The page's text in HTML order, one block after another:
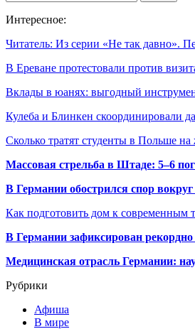
Интересное:
Читатель: Из серии «Не так давно».
В Ереване протестовали против
Вклады в юанях: выгодный
Кулеба и Блинкен скоординировали
Сколько тратят студенты в Польше
Массовая стрельба в Штаде: 5–6
В Германии обострился спор
Как подготовить дом к современным
В Германии зафиксирован
Медицинская отрасль Германии:
Рубрики
Афиша
В мире